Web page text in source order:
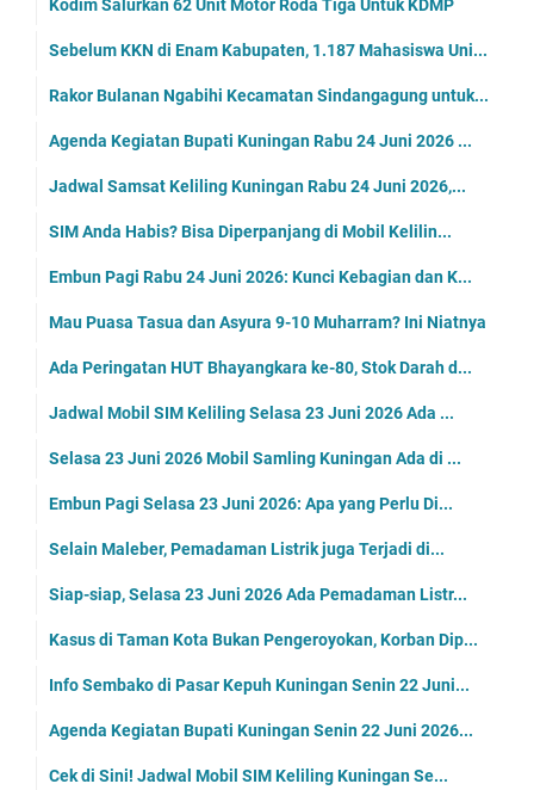
Kodim Salurkan 62 Unit Motor Roda Tiga Untuk KDMP
Sebelum KKN di Enam Kabupaten, 1.187 Mahasiswa Uni...
Rakor Bulanan Ngabihi Kecamatan Sindangagung untuk...
Agenda Kegiatan Bupati Kuningan Rabu 24 Juni 2026 ...
Jadwal Samsat Keliling Kuningan Rabu 24 Juni 2026,...
SIM Anda Habis? Bisa Diperpanjang di Mobil Kelilin...
Embun Pagi Rabu 24 Juni 2026: Kunci Kebagian dan K...
Mau Puasa Tasua dan Asyura 9-10 Muharram? Ini Niatnya
Ada Peringatan HUT Bhayangkara ke-80, Stok Darah d...
Jadwal Mobil SIM Keliling Selasa 23 Juni 2026 Ada ...
Selasa 23 Juni 2026 Mobil Samling Kuningan Ada di ...
Embun Pagi Selasa 23 Juni 2026: Apa yang Perlu Di...
Selain Maleber, Pemadaman Listrik juga Terjadi di...
Siap-siap, Selasa 23 Juni 2026 Ada Pemadaman Listr...
Kasus di Taman Kota Bukan Pengeroyokan, Korban Dip...
Info Sembako di Pasar Kepuh Kuningan Senin 22 Juni...
Agenda Kegiatan Bupati Kuningan Senin 22 Juni 2026...
Cek di Sini! Jadwal Mobil SIM Keliling Kuningan Se...